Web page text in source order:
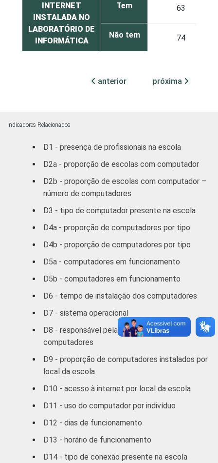
INTERNET
INSTALADA NO
LABORATÓRIO DE
INFORMÁTICA
Tem 63
Não tem 74
participam de algum programa para
Fonte: NIC.br - set/dez 2010
anterior próxima
Indicadores Relacionados
D1 - presença de profissionais na escola
D2a - proporção de escolas com computador
D2b - proporção de escolas com computador –
número de computadores
D3 - tipo de computador presente na escola
D4a - proporção de computadores por tipo
D4b - proporção de computadores por tipo
D5a - computadores em funcionamento
D5b - computadores em funcionamento
D6 - tempo de instalação dos computadores
D7 - sistema operacional
D8 - responsável pela manutenção dos
computadores
D9 - proporção de computadores instalados por
local da escola
D10 - acesso à internet por local da escola
D11 - uso do computador por indivíduo
D12 - dias de funcionamento
D13 - horário de funcionamento
D14 - tipo de conexão presente na escola